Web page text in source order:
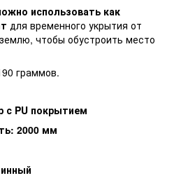
использовать как
для временного укрытия от
чтобы обустроить место
граммов.
с PU покрытием
2000 мм